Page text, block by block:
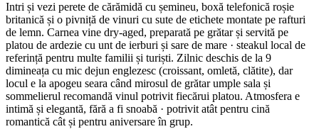
Intri și vezi perete de cărămidă cu șemineu, boxă telefonică roșie
britanică și o pivniță de vinuri cu sute de etichete montate pe rafturi
de lemn. Carnea vine dry-aged, preparată pe grătar și servită pe
platou de ardezie cu unt de ierburi și sare de mare · steakul local de
referință pentru multe familii și turiști. Zilnic deschis de la 9
dimineața cu mic dejun englezesc (croissant, omletă, clătite), dar
locul e la apogeu seara când mirosul de grătar umple sala și
sommelierul recomandă vinul potrivit fiecărui platou. Atmosfera e
intimă și elegantă, fără a fi snoabă · potrivit atât pentru cină
romantică cât și pentru aniversare în grup.